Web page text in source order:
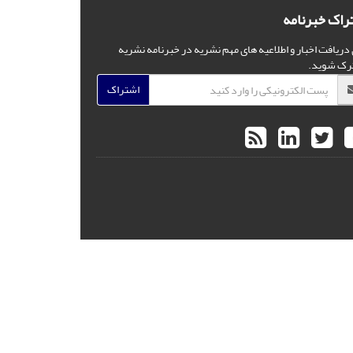
خبرنامه
دریافت اخبار و اطلاعیه های مهم نشریه در خبرنامه نشریه
شوید.
اشتراک